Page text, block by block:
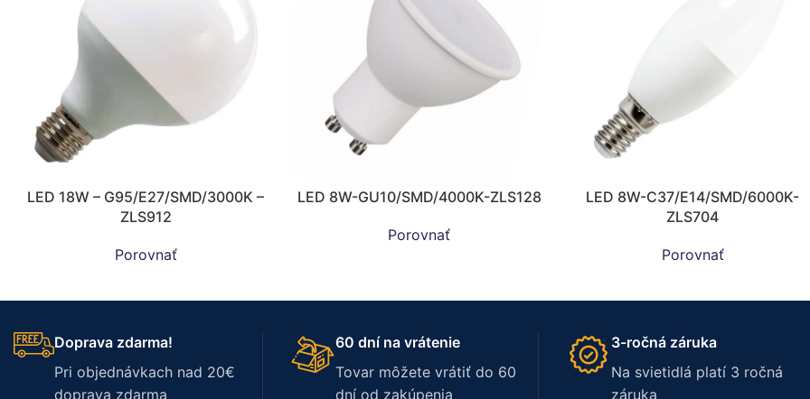
LED 18W – G95/E27/SMD/3000K –
ZLS912
Porovnať
LED 8W-GU10/SMD/4000K-ZLS128
Porovnať
LED 8W-C37/E14/SMD/6000K-
ZLS704
Porovnať
Doprava zdarma!
Pri objednávkach nad 20€
doprava zdarma
60 dní na vrátenie
Tovar môžete vrátiť do 60
dní od zakúpenia
3-ročná záruka
Na svietidlá platí 3 ročná
záruka